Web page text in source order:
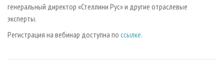
генеральный директор «Стеллини Рус» и другие отраслевые
эксперты.
Регистрация на вебинар доступна по ссылке.